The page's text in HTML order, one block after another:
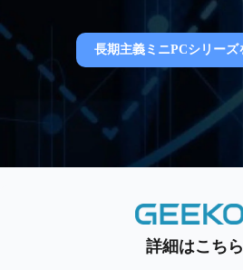
長期主義ミニPCシリーズ
詳細はこちら